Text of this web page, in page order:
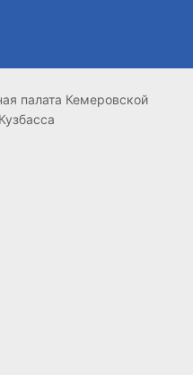
палата Кемеровской